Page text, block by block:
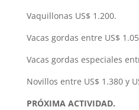
Vaquillonas US$ 1.200.
Vacas gordas entre US$
Vacas gordas especiales
Novillos entre US$ 1.380 y
PRÓXIMA ACTIVIDAD.